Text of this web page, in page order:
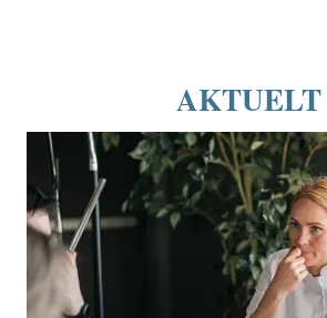
AKTUELT